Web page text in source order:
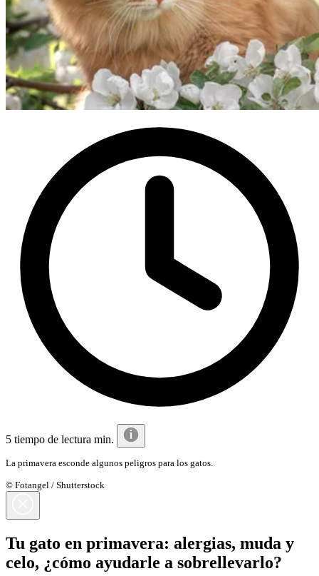
5 tiempo de lectura min.
La primavera esconde algunos peligros para los gatos.
© Fotangel / Shutterstock
Tu gato en primavera: alergias, muda y
celo, ¿cómo ayudarle a sobrellevarlo?